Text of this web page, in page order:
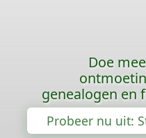
Doe
genealogen en
Probeer nu uit: